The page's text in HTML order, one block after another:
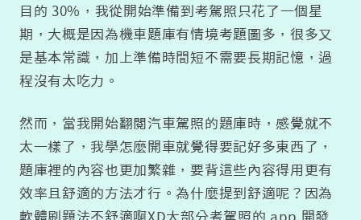
目的 30%，我從開始準備到考駕照只花了一個星
期，大概是因為機車題庫有情境考題圖多，很多又
是基本常識，加上準備時間短不需要長期記憶，過
程沒有太吃力。
然而，當我開始翻閱汽車駕照的題庫時，感覺就不
太一樣了，我學怎麼開車就覺得要記好多東西了，
題庫裡的內容也更加繁雜，要背這些內容得用更有
效率且舒適的方法才行。為什麼提到舒適呢？因為
軟體刷題法不舒適啊XD大部分考駕照的 app 開發